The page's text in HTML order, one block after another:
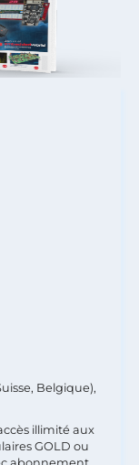
Belgique),
illimité aux
GOLD ou